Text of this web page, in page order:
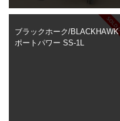
ブラックホーク/BLACKHAWK
ポートパワー SS-1L